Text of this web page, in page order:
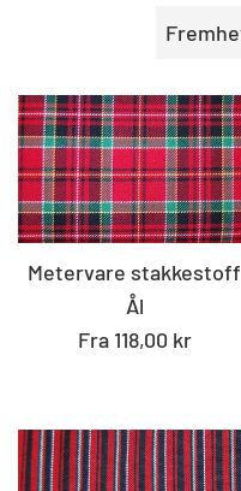
Sorter
Metervare stakkestoff
Ål
Fra 118,00 kr